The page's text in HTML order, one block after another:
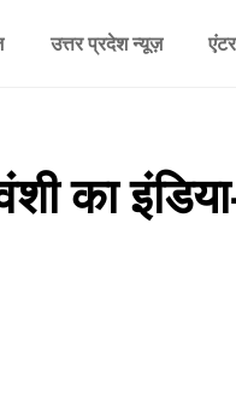
उत्तर प्रदेश न्यूज़
का